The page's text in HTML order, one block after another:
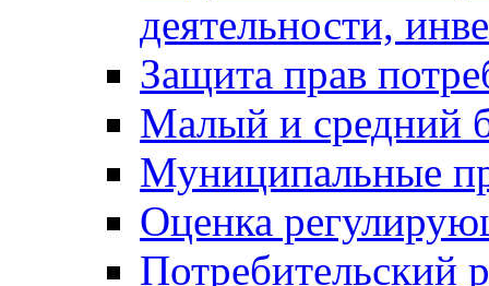
деятельности,
Защита прав
Малый и средний
Муниципальные
Оценка
Потребительский